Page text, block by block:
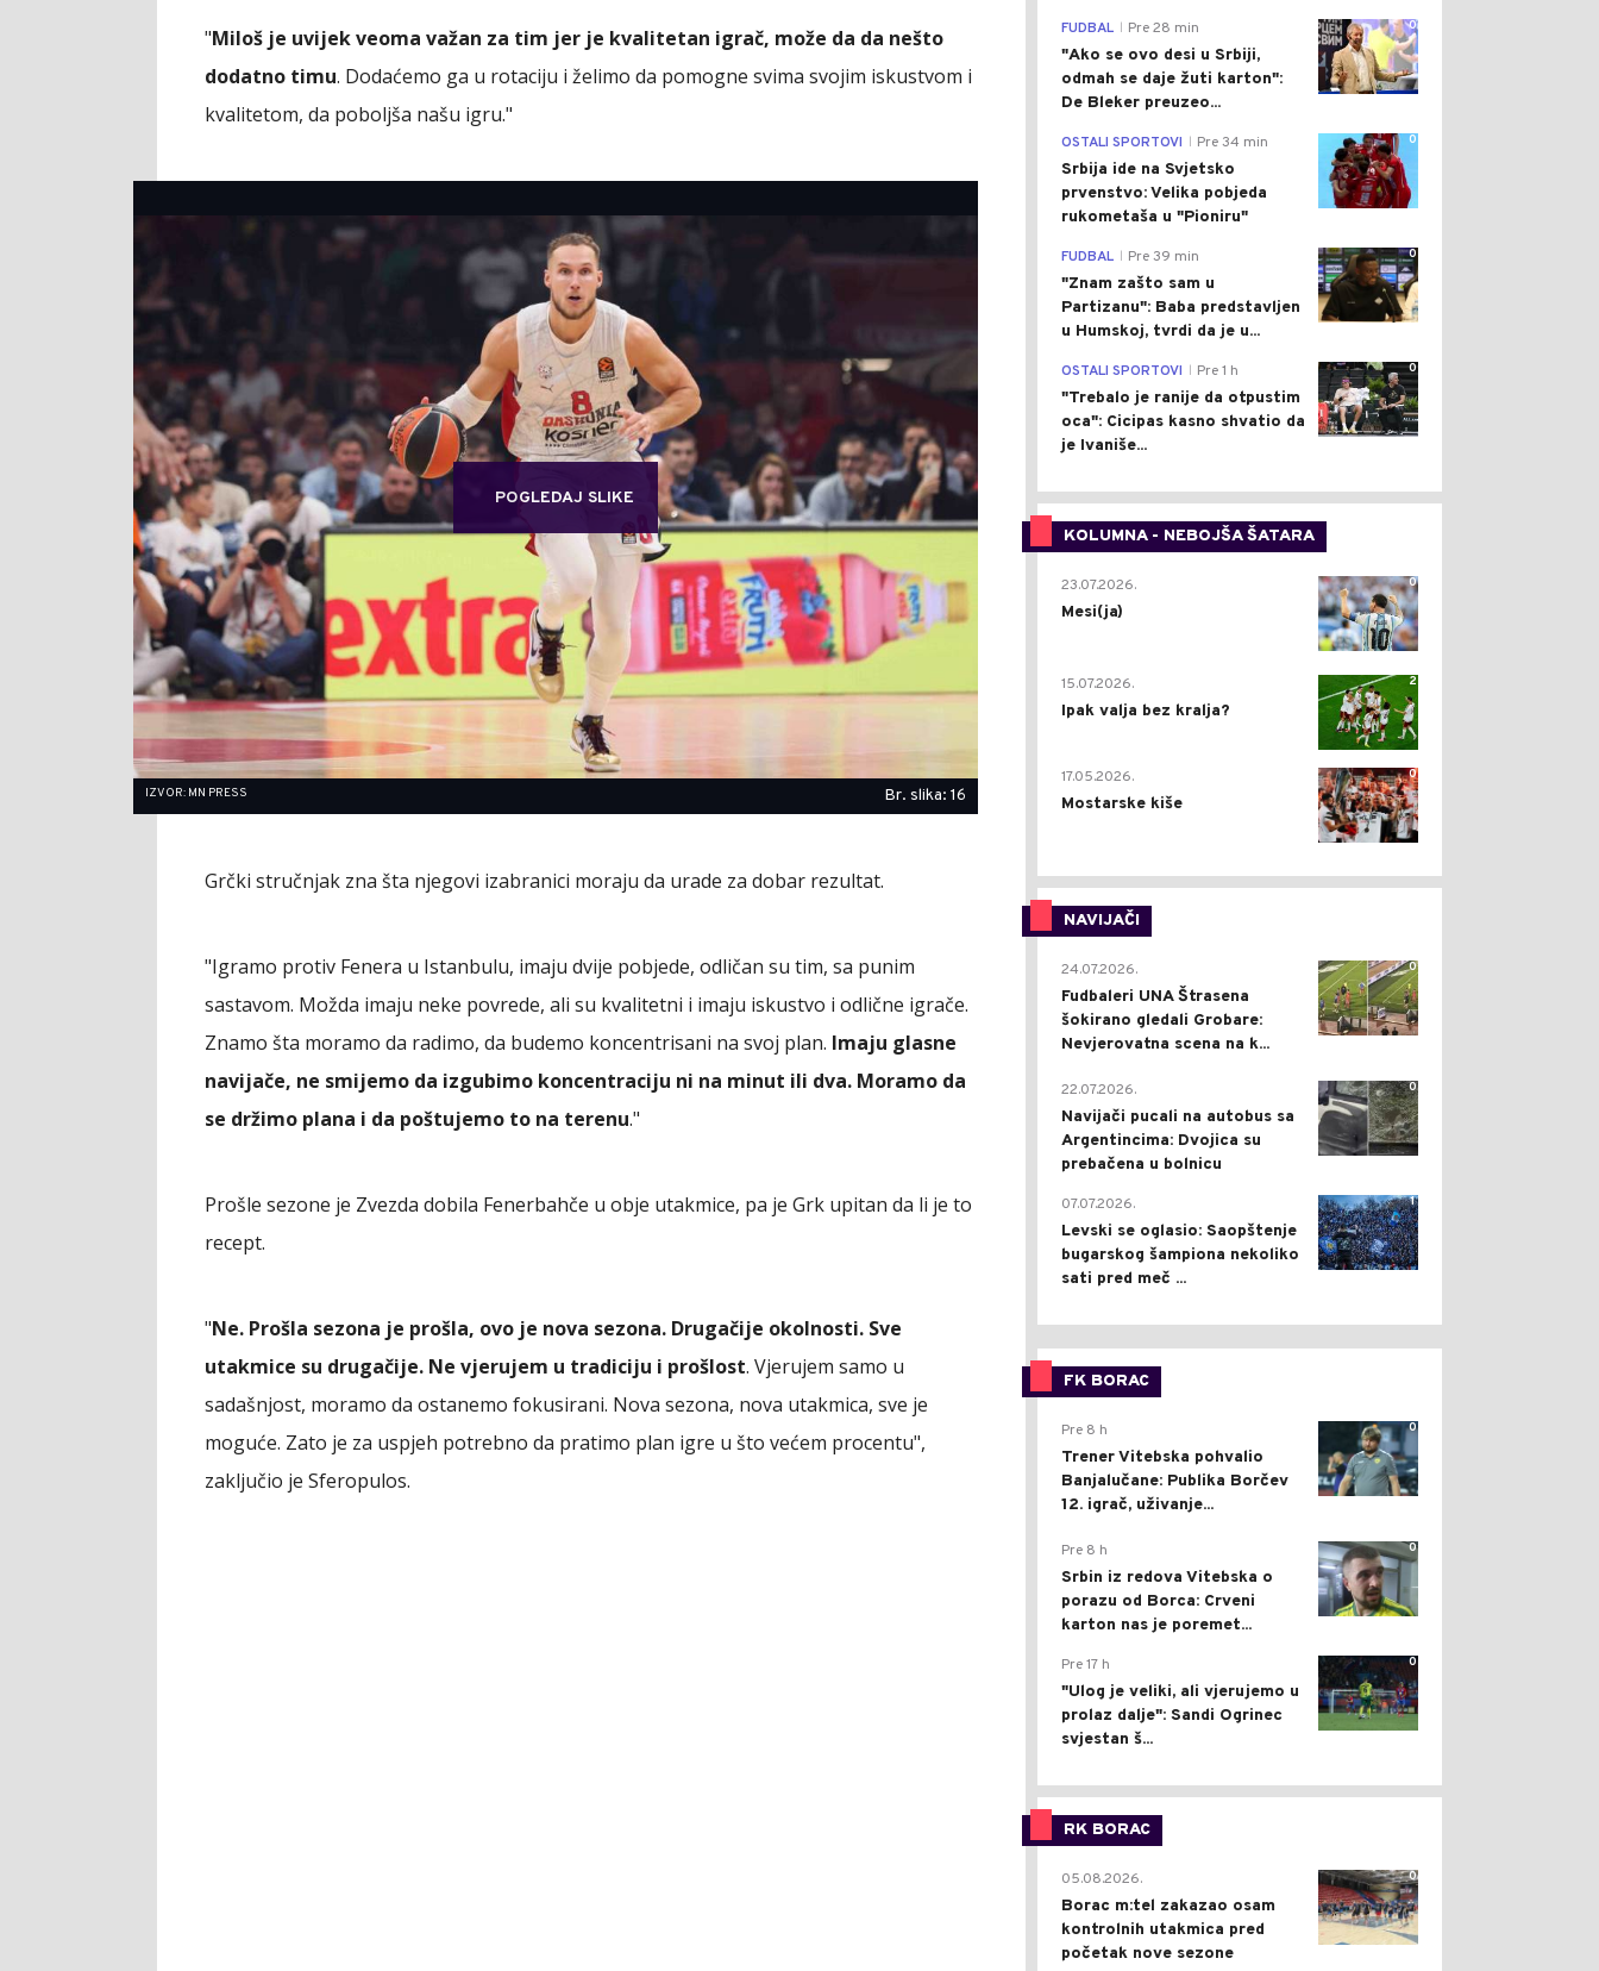
"Miloš je uvijek veoma važan za tim jer je kvalitetan igrač, može da da nešto
dodatno timu. Dodaćemo ga u rotaciju i želimo da pomogne svima svojim iskustvom i
kvalitetom, da poboljša našu igru."
POGLEDAJ SLIKE
IZVOR: MN PRESS Br. slika: 16
Grčki stručnjak zna šta njegovi izabranici moraju da urade za dobar rezultat.
"Igramo protiv Fenera u Istanbulu, imaju dvije pobjede, odličan su tim, sa punim
sastavom. Možda imaju neke povrede, ali su kvalitetni i imaju iskustvo i odlične igrače.
Znamo šta moramo da radimo, da budemo koncentrisani na svoj plan. Imaju glasne
navijače, ne smijemo da izgubimo koncentraciju ni na minut ili dva. Moramo da
se držimo plana i da poštujemo to na terenu."
Prošle sezone je Zvezda dobila Fenerbahče u obje utakmice, pa je Grk upitan da li je to
recept.
"Ne. Prošla sezona je prošla, ovo je nova sezona. Drugačije okolnosti. Sve
utakmice su drugačije. Ne vjerujem u tradiciju i prošlost. Vjerujem samo u
sadašnjost, moramo da ostanemo fokusirani. Nova sezona, nova utakmica, sve je
moguće. Zato je za uspjeh potrebno da pratimo plan igre u što većem procentu",
zaključio je Sferopulos.
0
FUDBAL Pre 28 min
"Ako se ovo desi u Srbiji,
odmah se daje žuti karton":
De Bleker preuzeo...
0
OSTALI SPORTOVI Pre 34 min
Srbija ide na Svjetsko
prvenstvo: Velika pobjeda
rukometaša u "Pioniru"
0
FUDBAL Pre 39 min
"Znam zašto sam u
Partizanu": Baba predstavljen
u Humskoj, tvrdi da je u...
0
OSTALI SPORTOVI Pre 1 h
"Trebalo je ranije da otpustim
oca": Cicipas kasno shvatio da
je Ivaniše...
KOLUMNA - NEBOJŠA ŠATARA
0
23.07.2026.
Mesi(ja)
2
15.07.2026.
Ipak valja bez kralja?
0
17.05.2026.
Mostarske kiše
NAVIJAČI
0
24.07.2026.
Fudbaleri UNA Štrasena
šokirano gledali Grobare:
Nevjerovatna scena na k...
0
22.07.2026.
Navijači pucali na autobus sa
Argentincima: Dvojica su
prebačena u bolnicu
1
07.07.2026.
Levski se oglasio: Saopštenje
bugarskog šampiona nekoliko
sati pred meč ...
FK BORAC
0
Pre 8 h
Trener Vitebska pohvalio
Banjalučane: Publika Borčev
12. igrač, uživanje...
0
Pre 8 h
Srbin iz redova Vitebska o
porazu od Borca: Crveni
karton nas je poremet...
0
Pre 17 h
"Ulog je veliki, ali vjerujemo u
prolaz dalje": Sandi Ogrinec
svjestan š...
RK BORAC
0
05.08.2026.
Borac m:tel zakazao osam
kontrolnih utakmica pred
početak nove sezone